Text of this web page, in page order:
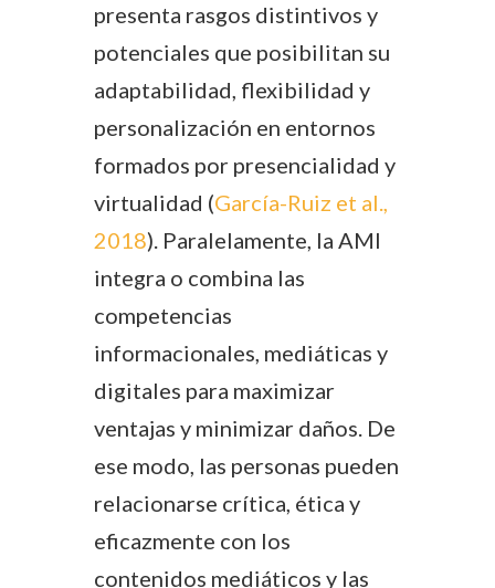
presenta rasgos distintivos y
potenciales que posibilitan su
adaptabilidad, flexibilidad y
personalización en entornos
formados por presencialidad y
virtualidad (García-Ruiz et al.,
2018). Paralelamente, la AMI
integra o combina las
competencias
informacionales, mediáticas y
digitales para maximizar
ventajas y minimizar daños. De
ese modo, las personas pueden
relacionarse crítica, ética y
eficazmente con los
contenidos mediáticos y las